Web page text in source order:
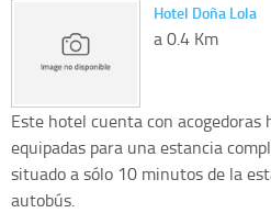
Hotel Doña Lola
a 0.4 Km
Este hotel cuenta con acogedoras
equipadas para una estancia
situado a sólo 10 minutos de la
autobús.